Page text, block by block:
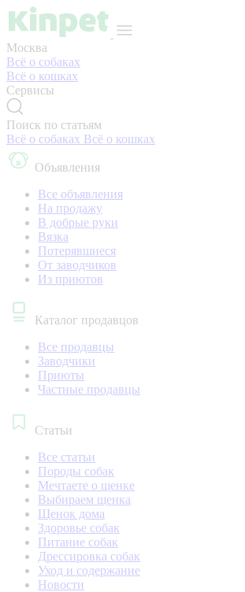
Москва
Всё о собаках
Всё о кошках
Сервисы
Поиск по статьям
Всё о собаках Всё о кошках
Объявления
Все объявления
На продажу
В добрые руки
Вязка
Потерявшиеся
От заводчиков
Из приютов
Каталог продавцов
Все продавцы
Заводчики
Приюты
Частные продавцы
Статьи
Все статьи
Породы собак
Мечтаете о щенке
Выбираем щенка
Щенок дома
Здоровье собак
Питание собак
Дрессировка собак
Уход и содержание
Новости